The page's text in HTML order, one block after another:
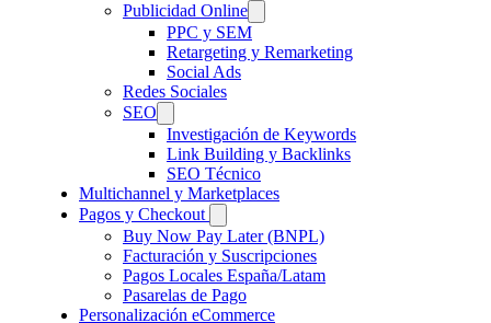
Publicidad Online
PPC y SEM
Retargeting y Remarketing
Social Ads
Redes Sociales
SEO
Investigación de Keywords
Link Building y Backlinks
SEO Técnico
Multichannel y Marketplaces
Pagos y Checkout
Buy Now Pay Later (BNPL)
Facturación y Suscripciones
Pagos Locales España/Latam
Pasarelas de Pago
Personalización eCommerce